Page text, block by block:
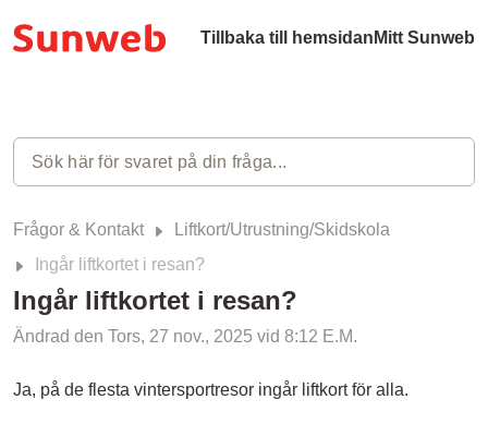
Tillbaka till hemsidan Mitt Sunweb
Frågor & Kontakt
Liftkort/Utrustning/Skidskola
Ingår liftkortet i resan?
Ingår liftkortet i resan?
Ändrad den Tors, 27 nov., 2025 vid 8:12 E.M.
Ja, på de flesta vintersportresor ingår liftkort för alla.